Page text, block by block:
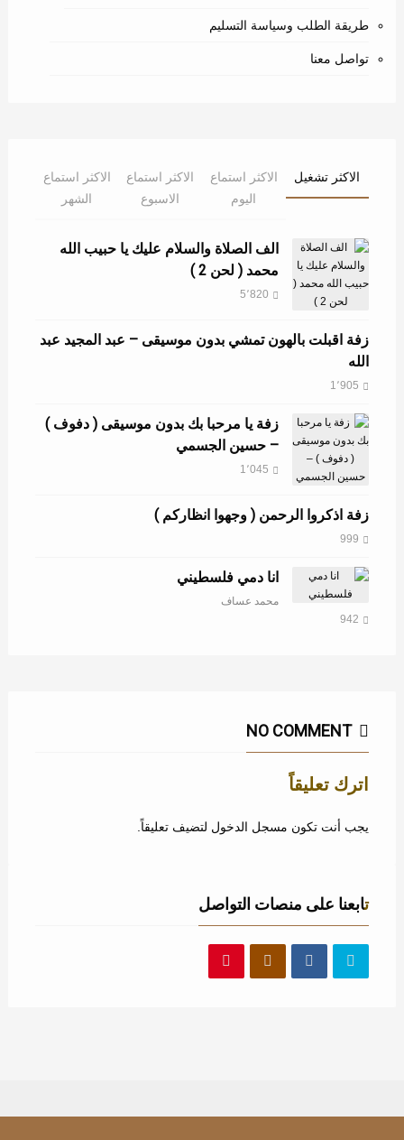
طريقة الطلب وسياسة التسليم
تواصل معنا
الاكثر تشغيل
الاكثر استماع
اليوم
الاكثر استماع
الاسبوع
الاكثر استماع
الشهر
الف الصلاة والسلام عليك يا حبيب الله
محمد ( لحن 2 )
5٬820
زفة اقبلت بالهون تمشي بدون موسيقى – عبد المجيد عبد
الله
1٬905
زفة يا مرحبا بك بدون موسيقى ( دفوف )
– حسين الجسمي
1٬045
زفة اذكروا الرحمن ( وجهوا انظاركم )
999
انا دمي فلسطيني
محمد عساف
942
NO COMMENT
اترك تعليقاً
يجب أنت تكون مسجل الدخول لتضيف تعليقاً.
تابعنا على منصات التواصل